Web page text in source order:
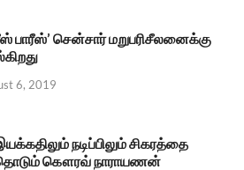
பாரீஸ்’ சென்சார் மறுபரிசீலனைக்கு
6, 2019
நடிப்பிலும் சிகரத்தை
கௌரவ் நாராயணன்